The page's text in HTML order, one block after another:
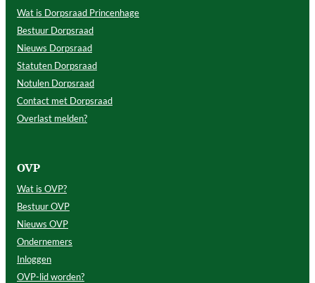
Wat is Dorpsraad Princenhage
Bestuur Dorpsraad
Nieuws Dorpsraad
Statuten Dorpsraad
Notulen Dorpsraad
Contact met Dorpsraad
Overlast melden?
OVP
Wat is OVP?
Bestuur OVP
Nieuws OVP
Ondernemers
Inloggen
OVP-lid worden?